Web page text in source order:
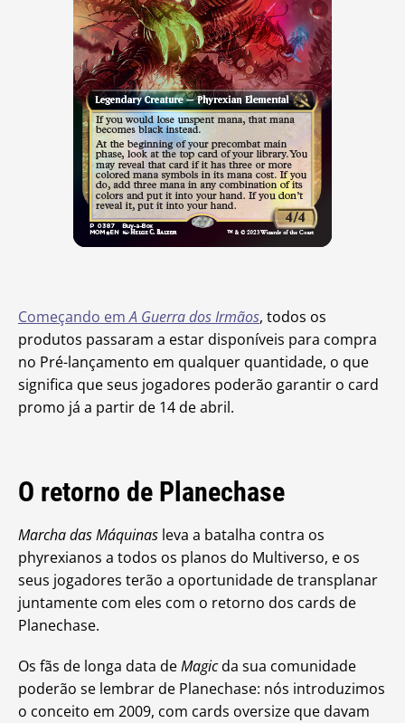
Começando emA Guerra dos Irmãos, todos os
produtos passaram a estar disponíveis para compra
no Pré-lançamento em qualquer quantidade, o que
significa que seus jogadores poderão garantir o card
promo já a partir de 14 de abril.
O retorno de Planechase
Marcha das Máquinas leva a batalha contra os
phyrexianos a todos os planos do Multiverso, e os
seus jogadores terão a oportunidade de transplanar
juntamente com eles com o retorno dos cards de
Planechase.
Os fãs de longa data deMagicda sua comunidade
poderão se lembrar de Planechase: nós introduzimos
o conceito em 2009, com cards oversize que davam